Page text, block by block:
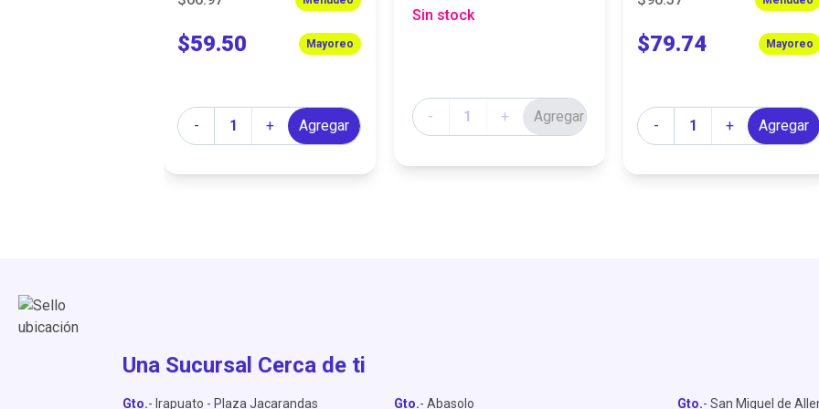
$59.50 Mayoreo
-
Cantidad + Agregar
Sin stock
-
Cantidad + Agregar
$79.74 Mayoreo
-
Cantidad + Agregar
Una Sucursal Cerca de ti
Gto.- Irapuato - Plaza Jacarandas Gto.- Abasolo Gto.- San Miguel de